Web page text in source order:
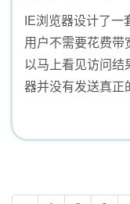
IE浏览器设计了
用户不需要花费带
以马上看见访问
器并没有发送真正